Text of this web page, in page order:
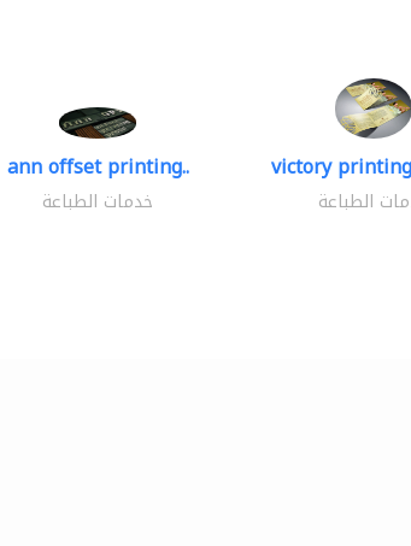
ann offset printing..
خدمات الطباعة
victory
الطباعة